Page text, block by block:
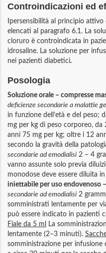
Controindicazioni ed
Ipersensibilità al principio
elencati al paragrafo 6.1. La
cloruro è controindicata in
idrosaline. La soluzione per
nei pazienti diabetici.
Posologia
Soluzione orale – compresse
deficienze secondarie a malattie
in funzione dell’età e del peso;
mg per kg di peso corporeo,
anni 75 mg per kg; oltre i 12
secondo la gravità della
secondarie ad emodialisi 2 – 4
vanno assunte solo previa
monodose deve essere diluita
iniettabile per uso endovenoso
secondarie ad emodialisi 2
somministrati lentamente per
può essere indicato in pazienti
Fiale da 5 ml
La
lentamente (2–3 minuti).
somministrazione per infusione